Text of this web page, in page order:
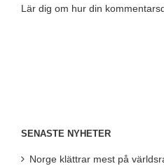
Lär dig om hur din
SENASTE NYHETER
Norge klättrar mest på